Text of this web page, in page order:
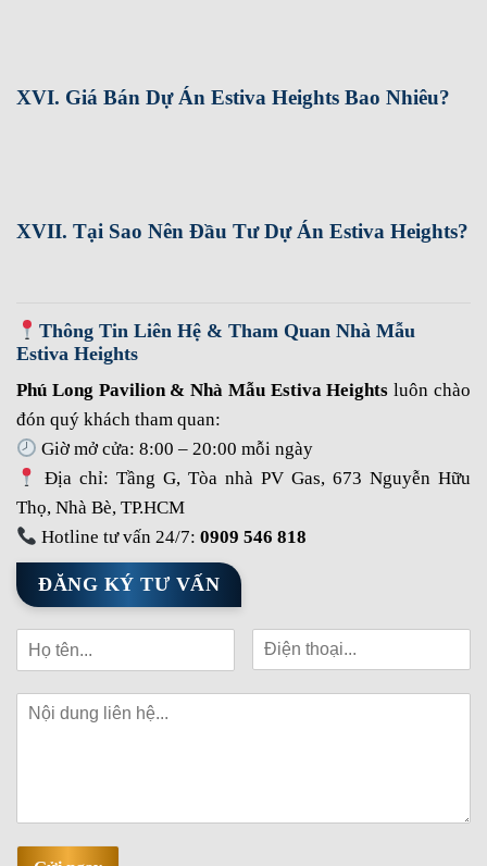
XVI. Giá Bán Dự Án Estiva Heights Bao Nhiêu?
XVII. Tại Sao Nên Đầu Tư Dự Án Estiva Heights?
Thông Tin Liên Hệ & Tham Quan Nhà Mẫu
Estiva Heights
Phú Long Pavilion & Nhà Mẫu Estiva Heights luôn chào
đón quý khách tham quan:
Giờ mở cửa: 8:00 – 20:00 mỗi ngày
Địa chỉ: Tầng G, Tòa nhà PV Gas, 673 Nguyễn Hữu
Thọ, Nhà Bè, TP.HCM
Hotline tư vấn 24/7:0909 546 818
ĐĂNG KÝ TƯ VẤN